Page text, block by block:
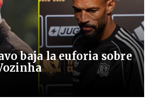
baja la euforia sobre